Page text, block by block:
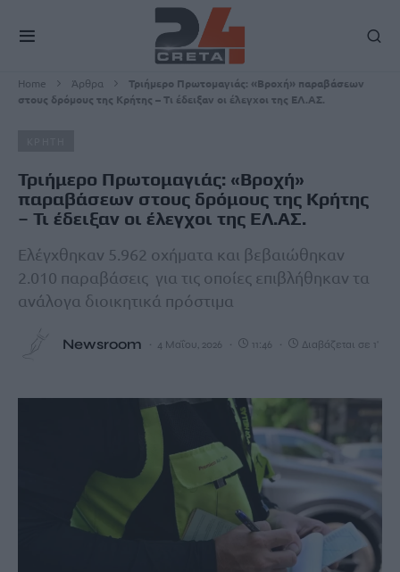
Home Άρθρα
Τριήμερο Πρωτομαγιάς: «Βροχή» παραβάσεων
στους δρόμους της Κρήτης – Τι έδειξαν οι έλεγχοι της ΕΛ.ΑΣ.
Τριήμερο Πρωτομαγιάς: «Βροχή»
παραβάσεων στους δρόμους της Κρήτης
– Τι έδειξαν οι έλεγχοι της ΕΛ.ΑΣ.
Ελέγχθηκαν 5.962 οχήματα και βεβαιώθηκαν
2.010 παραβάσεις για τις οποίες επιβλήθηκαν τα
ανάλογα διοικητικά πρόστιμα
Newsroom 4 Μαΐου, 2026 11:46 Διαβάζεται σε 1'